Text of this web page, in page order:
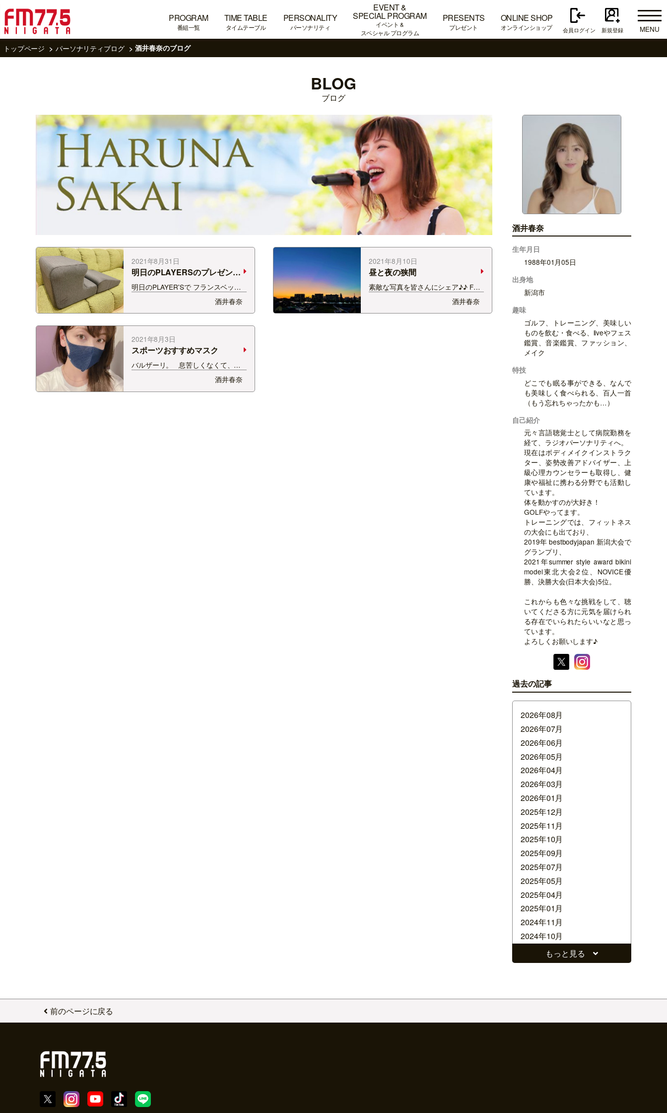
PROGRAM
番組一覧
TIME TABLE
タイムテーブル
PERSONALITY
パーソナリティ
EVENT &
SPECIAL PROGRAM
イベント &
スペシャル プログラム
PRESENTS
プレゼント
ONLINE SHOP
オンラインショップ 会員ログイン 新規登録
MENU
トップページ
パーソナリティブログ 酒井春奈のブログ
BLOG
ブログ
2021年8月31日
明日のPLAYERSのプレゼント
♪
明日のPLAYER'Sで フランスベッド
のスノーレスピローミニを 3名様に
プレゼントです(⌒▽⌒) これです↑
わたしもソファの上で愛用中！ 本当
にゆっくりまったりできる、、、 写
真みたいな体制で携帯みながらゴ
ロ…
酒井春奈
2021年8月10日
昼と夜の狭間
素敵な写真を皆さんにシェア♪♪ FM
酒井春奈
2021年8月3日
スポーツおすすめマスク
バルザーリ。 息苦しくなくて、熱
中症対策にもおすすめです！ 私S買
ったんですが、、。 伸縮性ない生地
なので 耳が痛くなるからMにすれば
酒井春奈
酒井春奈
生年月日
1988年01月05日
出身地
新潟市
趣味
ゴルフ、トレーニング、美味しい
ものを飲む・食べる、liveやフェス
鑑賞、音楽鑑賞、ファッション、
メイク
特技
どこでも眠る事ができる、なんで
も美味しく食べられる、百人一首
（もう忘れちゃったかも…）
自己紹介
元々言語聴覚士として病院勤務を
経て、ラジオパーソナリティへ。
現在はボディメイクインストラク
ター、姿勢改善アドバイザー、上
級心理カウンセラーも取得し、健
康や福祉に携わる分野でも活動し
ています。
体を動かすのが大好き！
GOLFやってます。
トレーニングでは、フィットネス
の大会にも出ており、
2019年 bestbodyjapan 新潟大会で
グランプリ、
2021年summer style award bikini
model東北大会2位、NOVICE優
勝、決勝大会(日本大会)5位。
これからも色々な挑戦をして、聴
いてくださる方に元気を届けられ
る存在でいられたらいいなと思っ
ています。
よろしくお願いします♪
過去の記事
2026年08月
2026年07月
2026年06月
2026年05月
2026年04月
2026年03月
2026年01月
2025年12月
2025年11月
2025年10月
2025年09月
2025年07月
2025年05月
2025年04月
2025年01月
2024年11月
2024年10月
2024年09月
2024年08月
もっと見る
前のページに戻る